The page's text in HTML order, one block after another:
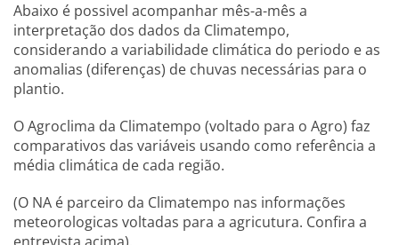
Abaixo é possivel acompanhar mês-a-mês a
interpretação dos dados da Climatempo,
considerando a variabilidade climática do periodo e as
anomalias (diferenças) de chuvas necessárias para o
plantio.
O Agroclima da Climatempo (voltado para o Agro) faz
comparativos das variáveis usando como referência a
média climática de cada região.
(O NA é parceiro da Climatempo nas informações
meteorologicas voltadas para a agricutura. Confira a